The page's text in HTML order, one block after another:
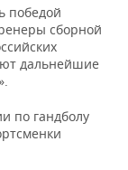
победой
сборной
дальнейшие
по гандболу